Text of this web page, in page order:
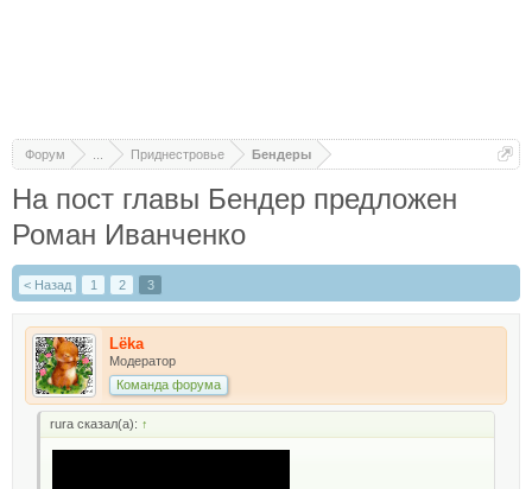
Форум Приднестровье Бендеры
На пост главы Бендер предложен
Роман Иванченко
< Назад 1 2 3
Lёka
Модератор
Команда форума
rura сказал(а): ↑